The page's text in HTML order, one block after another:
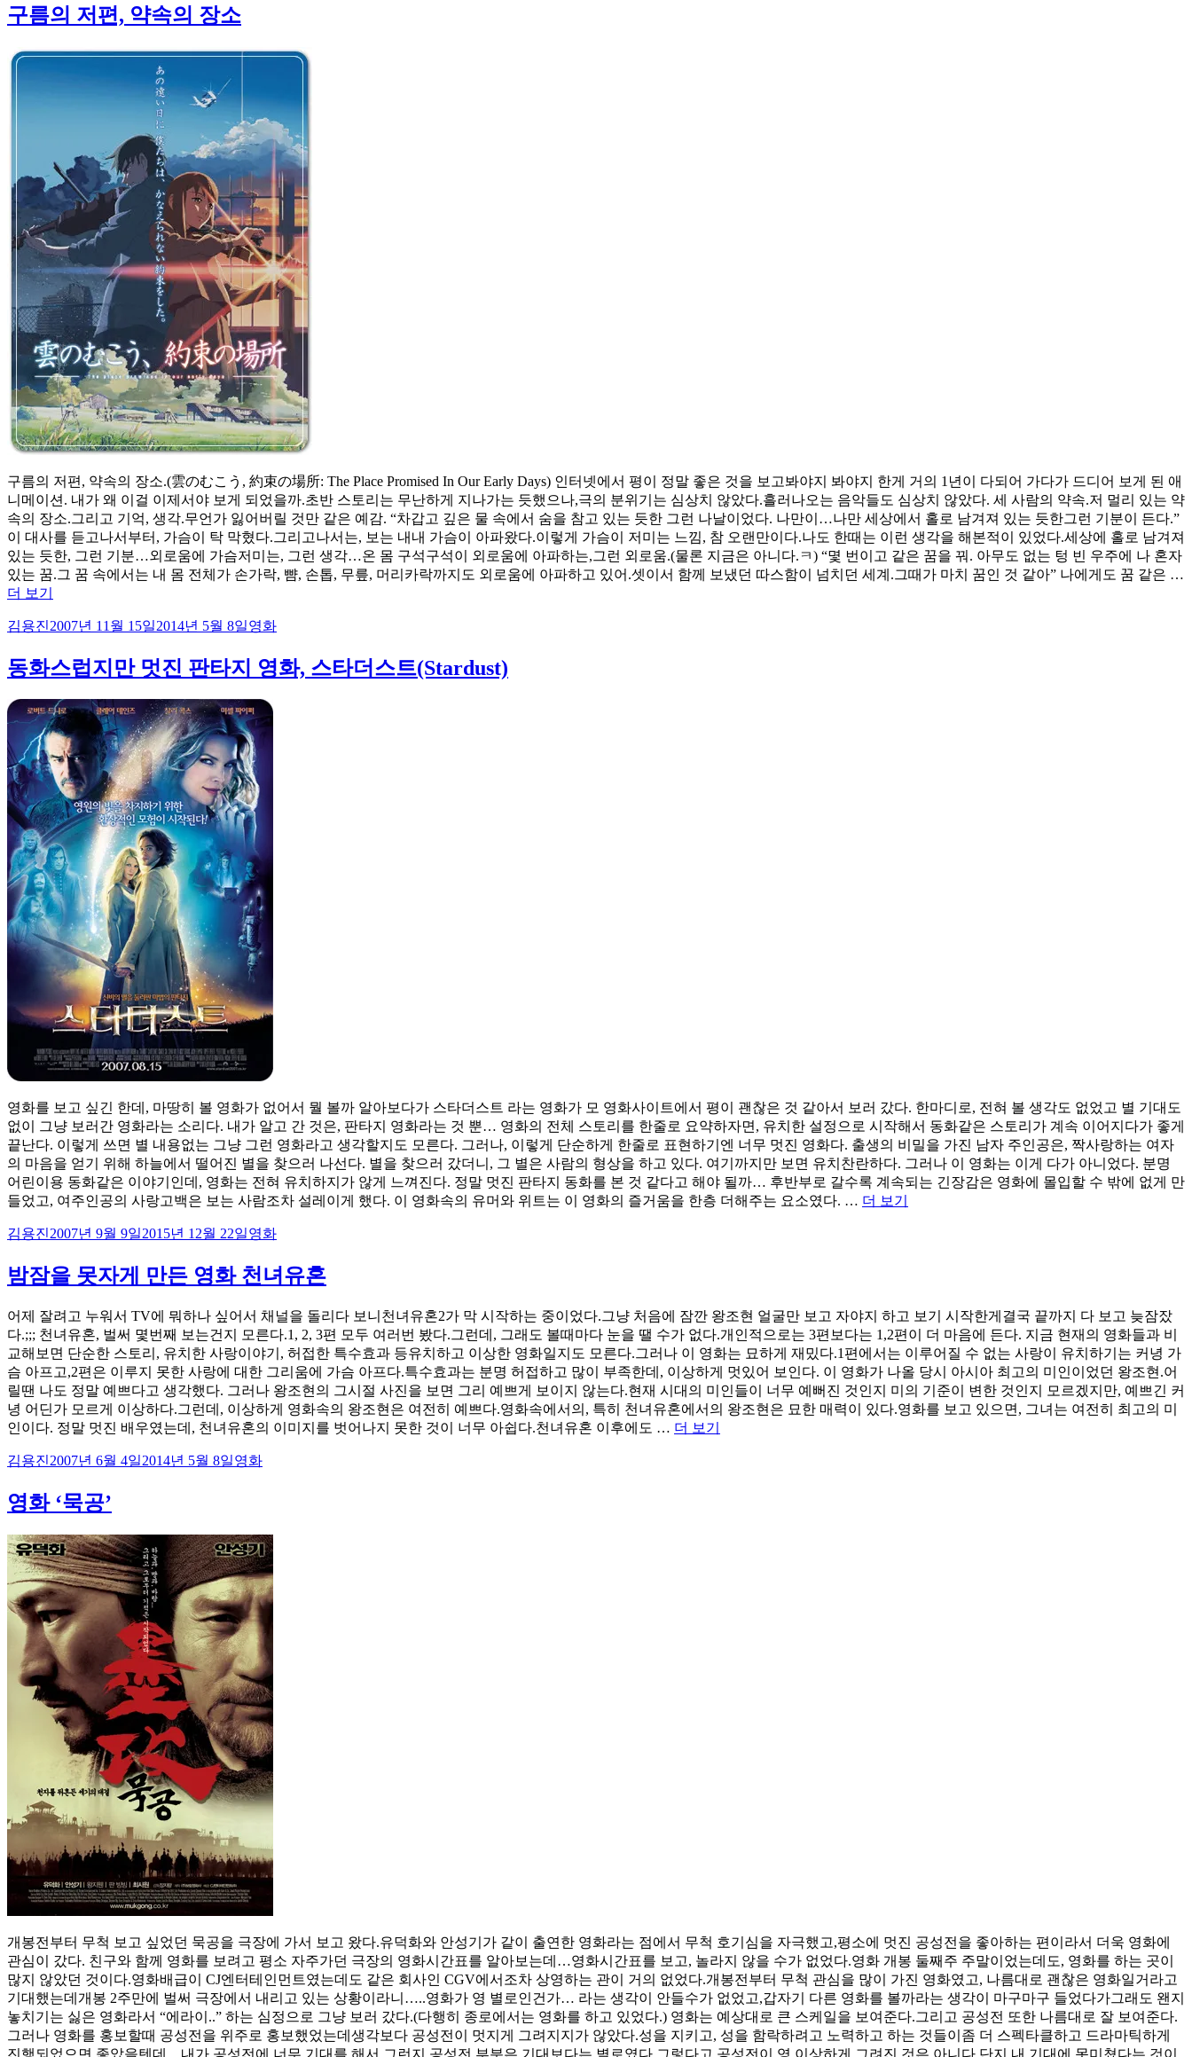
이
일
자
구름의 저편, 약속의 장소
구름의 저편, 약속의 장소.(雲のむこう, 約束の場所: The Place Promised In Our Early Days) 인터넷에서 평이 정말 좋은 것을 보고봐야지 봐야지 한게 거의 1년이 다되어 가다가 드디어 보게 된 애
니메이션. 내가 왜 이걸 이제서야 보게 되었을까.초반 스토리는 무난하게 지나가는 듯했으나,극의 분위기는 심상치 않았다.흘러나오는 음악들도 심상치 않았다. 세 사람의 약속.저 멀리 있는 약
속의 장소.그리고 기억, 생각.무언가 잃어버릴 것만 같은 예감. “차갑고 깊은 물 속에서 숨을 참고 있는 듯한 그런 나날이었다. 나만이…나만 세상에서 홀로 남겨져 있는 듯한그런 기분이 든다.”
이 대사를 듣고나서부터, 가슴이 탁 막혔다.그리고나서는, 보는 내내 가슴이 아파왔다.이렇게 가슴이 저미는 느낌, 참 오랜만이다.나도 한때는 이런 생각을 해본적이 있었다.세상에 홀로 남겨져
있는 듯한, 그런 기분…외로움에 가슴저미는, 그런 생각…온 몸 구석구석이 외로움에 아파하는,그런 외로움.(물론 지금은 아니다.ㅋ) “몇 번이고 같은 꿈을 꿔. 아무도 없는 텅 빈 우주에 나 혼자
있는 꿈.그 꿈 속에서는 내 몸 전체가 손가락, 뺨, 손톱, 무릎, 머리카락까지도 외로움에 아파하고 있어.셋이서 함께 보냈던 따스함이 넘치던 세계.그때가 마치 꿈인 것 같아” 나에게도 꿈 같은 …
더 보기
의
편,
속
의
장
소”
글
이
김용진작
일
자
2007년 11월 15일2014년 5월 8일카
고
리
영화
동화스럽지만 멋진 판타지 영화, 스타더스트(Stardust)
영화를 보고 싶긴 한데, 마땅히 볼 영화가 없어서 뭘 볼까 알아보다가 스타더스트 라는 영화가 모 영화사이트에서 평이 괜찮은 것 같아서 보러 갔다. 한마디로, 전혀 볼 생각도 없었고 별 기대도
없이 그냥 보러간 영화라는 소리다. 내가 알고 간 것은, 판타지 영화라는 것 뿐… 영화의 전체 스토리를 한줄로 요약하자면, 유치한 설정으로 시작해서 동화같은 스토리가 계속 이어지다가 좋게
끝난다. 이렇게 쓰면 별 내용없는 그냥 그런 영화라고 생각할지도 모른다. 그러나, 이렇게 단순하게 한줄로 표현하기엔 너무 멋진 영화다. 출생의 비밀을 가진 남자 주인공은, 짝사랑하는 여자
의 마음을 얻기 위해 하늘에서 떨어진 별을 찾으러 나선다. 별을 찾으러 갔더니, 그 별은 사람의 형상을 하고 있다. 여기까지만 보면 유치찬란하다. 그러나 이 영화는 이게 다가 아니었다. 분명
어린이용 동화같은 이야기인데, 영화는 전혀 유치하지가 않게 느껴진다. 정말 멋진 판타지 동화를 본 것 같다고 해야 될까… 후반부로 갈수록 계속되는 긴장감은 영화에 몰입할 수 밖에 없게 만
들었고, 여주인공의 사랑고백은 보는 사람조차 설레이게 했다. 이 영화속의 유머와 위트는 이 영화의 즐거움을 한층 더해주는 요소였다. … 더 보기
멋
진
판
타
지
영
글
이
김용진작
일
자
2007년 9월 9일2015년 12월 22일카
고
리
영화
밤잠을 못자게 만든 영화 천녀유혼
어제 잘려고 누워서 TV에 뭐하나 싶어서 채널을 돌리다 보니천녀유혼2가 막 시작하는 중이었다.그냥 처음에 잠깐 왕조현 얼굴만 보고 자야지 하고 보기 시작한게결국 끝까지 다 보고 늦잠잤
다.;;; 천녀유혼, 벌써 몇번째 보는건지 모른다.1, 2, 3편 모두 여러번 봤다.그런데, 그래도 볼때마다 눈을 땔 수가 없다.개인적으로는 3편보다는 1,2편이 더 마음에 든다. 지금 현재의 영화들과 비
교해보면 단순한 스토리, 유치한 사랑이야기, 허접한 특수효과 등유치하고 이상한 영화일지도 모른다.그러나 이 영화는 묘하게 재밌다.1편에서는 이루어질 수 없는 사랑이 유치하기는 커녕 가
슴 아프고,2편은 이루지 못한 사랑에 대한 그리움에 가슴 아프다.특수효과는 분명 허접하고 많이 부족한데, 이상하게 멋있어 보인다. 이 영화가 나올 당시 아시아 최고의 미인이었던 왕조현.어
릴땐 나도 정말 예쁘다고 생각했다. 그러나 왕조현의 그시절 사진을 보면 그리 예쁘게 보이지 않는다.현재 시대의 미인들이 너무 예뻐진 것인지 미의 기준이 변한 것인지 모르겠지만, 예쁘긴 커
녕 어딘가 모르게 이상하다.그런데, 이상하게 영화속의 왕조현은 여전히 예쁘다.영화속에서의, 특히 천녀유혼에서의 왕조현은 묘한 매력이 있다.영화를 보고 있으면, 그녀는 여전히 최고의 미
인이다. 정말 멋진 배우였는데, 천녀유혼의 이미지를 벗어나지 못한 것이 너무 아쉽다.천녀유혼 이후에도 … 더 보기
글
이
김용진작
일
자
2007년 6월 4일2014년 5월 8일카
영화
영화 ‘묵공’
개봉전부터 무척 보고 싶었던 묵공을 극장에 가서 보고 왔다.유덕화와 안성기가 같이 출연한 영화라는 점에서 무척 호기심을 자극했고,평소에 멋진 공성전을 좋아하는 편이라서 더욱 영화에
관심이 갔다. 친구와 함께 영화를 보려고 평소 자주가던 극장의 영화시간표를 알아보는데…영화시간표를 보고, 놀라지 않을 수가 없었다.영화 개봉 둘째주 주말이었는데도, 영화를 하는 곳이
많지 않았던 것이다.영화배급이 CJ엔터테인먼트였는데도 같은 회사인 CGV에서조차 상영하는 관이 거의 없었다.개봉전부터 무척 관심을 많이 가진 영화였고, 나름대로 괜찮은 영화일거라고
기대했는데개봉 2주만에 벌써 극장에서 내리고 있는 상황이라니…..영화가 영 별로인건가… 라는 생각이 안들수가 없었고,갑자기 다른 영화를 볼까라는 생각이 마구마구 들었다가그래도 왠지
놓치기는 싫은 영화라서 “에라이..” 하는 심정으로 그냥 보러 갔다.(다행히 종로에서는 영화를 하고 있었다.) 영화는 예상대로 큰 스케일을 보여준다.그리고 공성전 또한 나름대로 잘 보여준다.
그러나 영화를 홍보할때 공성전을 위주로 홍보했었는데생각보다 공성전이 멋지게 그려지지가 않았다.성을 지키고, 성을 함락하려고 노력하고 하는 것들이좀 더 스펙타클하고 드라마틱하게
진행되었으면 좋았을텐데…내가 공성전에 너무 기대를 해서 그런지 공성전 부분은 기대보다는 별로였다.그렇다고 공성전이 영 이상하게 그려진 것은 아니다.단지 내 기대에 못미쳤다는 것이